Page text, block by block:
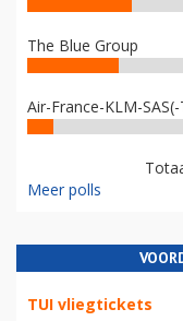
The Blue Group
Air-France-KLM-
Meer polls
TUI vliegtickets